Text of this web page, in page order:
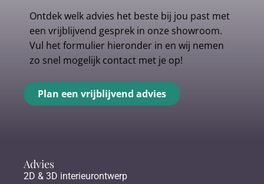
Ontdek welk advies het beste bij jou past met
een vrijblijvend gesprek in onze showroom.
Vul het formulier hieronder in en wij nemen
zo snel mogelijk contact met je op!
Plan een vrijblijvend advies
Advies
2D & 3D interieurontwerp